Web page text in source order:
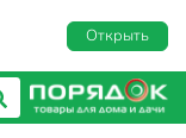
Открыть